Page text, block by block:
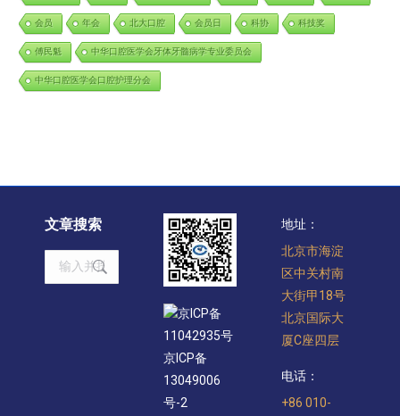
会员 年会 北大口腔 会员日 科协 科技奖
傅民魁 中华口腔医学会牙体牙髓病学专业委员会
中华口腔医学会口腔护理分会
文章搜索
Search:
京ICP备
11042935号
京ICP备
13049006
号-2
地址：
北京市海淀
区中关村南
大街甲18号
北京国际大
厦C座四层
电话：
+86 010-